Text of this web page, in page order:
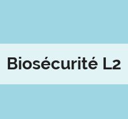
Biosécurité L2